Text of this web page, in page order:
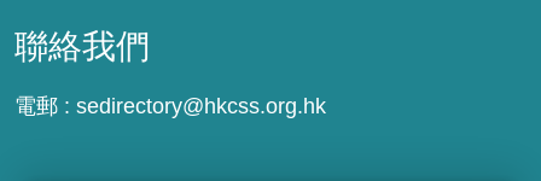
聯絡我們
電郵 : sedirectory@hkcss.org.hk